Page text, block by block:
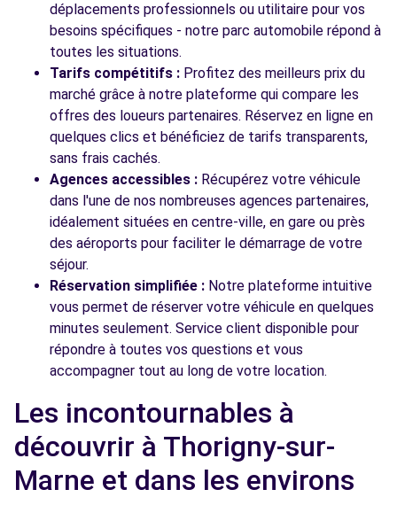
déplacements professionnels ou utilitaire pour vos
besoins spécifiques - notre parc automobile répond à
toutes les situations.
Tarifs compétitifs : Profitez des meilleurs prix du
marché grâce à notre plateforme qui compare les
offres des loueurs partenaires. Réservez en ligne en
quelques clics et bénéficiez de tarifs transparents,
sans frais cachés.
Agences accessibles : Récupérez votre véhicule
dans l'une de nos nombreuses agences partenaires,
idéalement situées en centre-ville, en gare ou près
des aéroports pour faciliter le démarrage de votre
séjour.
Réservation simplifiée : Notre plateforme intuitive
vous permet de réserver votre véhicule en quelques
minutes seulement. Service client disponible pour
répondre à toutes vos questions et vous
accompagner tout au long de votre location.
Les incontournables à
découvrir à Thorigny-sur-
Marne et dans les environs